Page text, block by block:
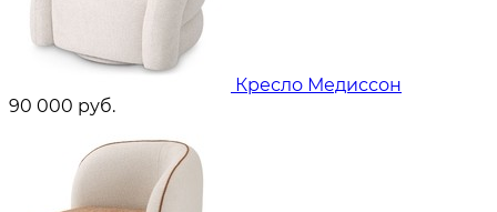
Кресло Медиссон
90 000 руб.